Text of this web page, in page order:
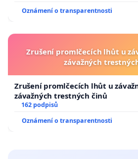
Oznámení o transparentnosti
Zrušení promlčecích lhůt u
závažných
Zrušení promlčecích lhůt u
závažných trestných činů
162 podpisů
Oznámení o transparentnosti